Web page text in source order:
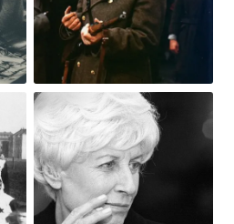
Obrázek